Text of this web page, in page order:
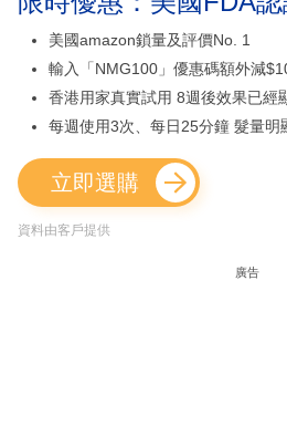
美國amazon鎖量及評價No. 1
輸入「NMG100」優惠碼額外減
香港用家真實試用 8週後效果已經
每週使用3次、每日25分鐘 髮量明
立即選購
資料由客戶提供
廣告